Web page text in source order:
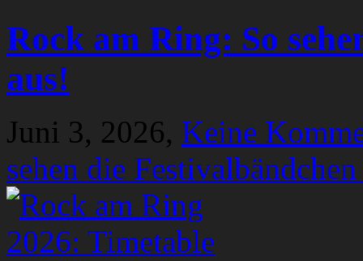
Rock am Ring: So
aus!
Juni 3, 2026, Keine
sehen die